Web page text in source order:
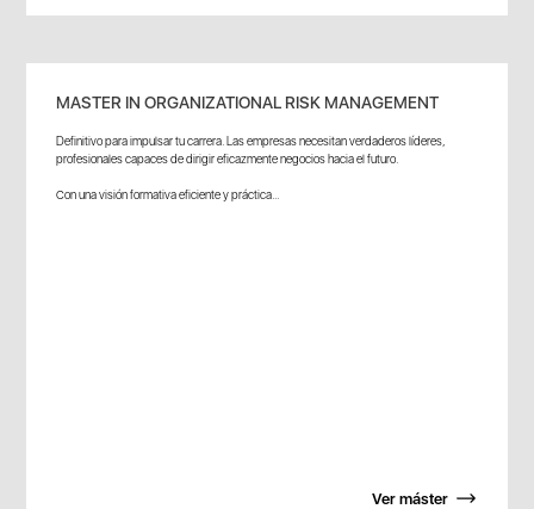
MASTER IN ORGANIZATIONAL RISK MANAGEMENT
Definitivo para impulsar tu carrera. Las empresas necesitan verdaderos líderes,
profesionales capaces de dirigir eficazmente negocios hacia el futuro.
Con una visión formativa eficiente y práctica...
Ver máster